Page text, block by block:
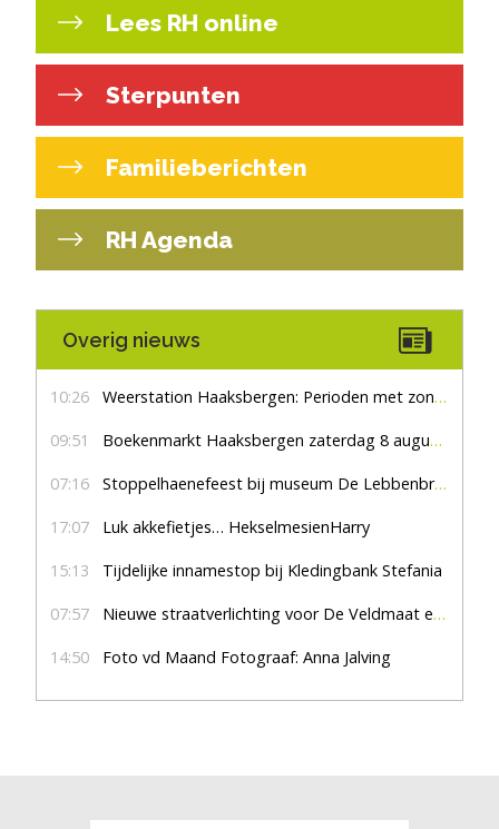
Lees RH online
Sterpunten
Familieberichten
RH Agenda
Overig nieuws
10:26 Weerstation Haaksbergen: Perioden met zon en droog
09:51 Boekenmarkt Haaksbergen zaterdag 8 augustus, marktplein Haaksbergen
07:16 Stoppelhaenefeest bij museum De Lebbenbrugge
17:07 Luk akkefietjes… HekselmesienHarry
15:13 Tijdelijke innamestop bij Kledingbank Stefania
07:57 Nieuwe straatverlichting voor De Veldmaat en De Pas
14:50 Foto vd Maand Fotograaf: Anna Jalving